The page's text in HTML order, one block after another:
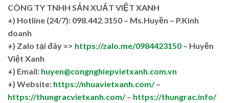
CÔNG TY TNHH SẢN XUẤT VIỆT XANH
+) Hotline (24/7): 098.442.3150 – Ms.Huyền – P.Kinh
doanh
+) Zalo tại đây => https://zalo.me/0984423150 – Huyền
Việt Xanh
+) Email: huyen@congnghiepvietxanh.com.vn
+) Website: https://nhuavietxanh.com/–
https://thungracvietxanh.com/– https://thungrac.info/